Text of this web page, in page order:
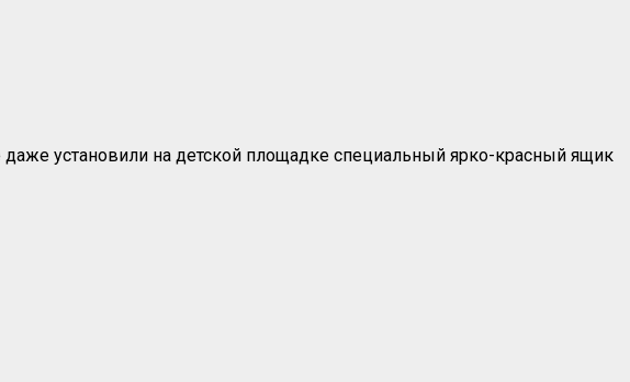
установили на детской площадке специальный ярко-красный ящик